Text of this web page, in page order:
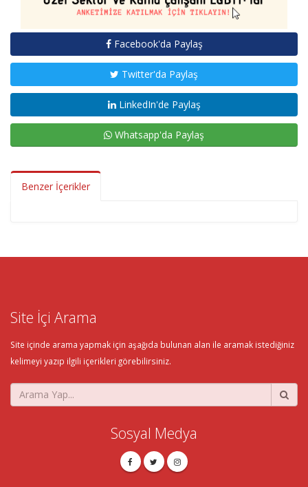
Facebook'da Paylaş
Twitter'da Paylaş
LinkedIn'de Paylaş
Whatsapp'da Paylaş
Benzer İçerikler
Site İçi Arama
Site içinde arama yapmak için aşağıda bulunan alan ile aramak istediğiniz
kelimeyi yazıp ilgili içerikleri görebilirsiniz.
Sosyal Medya